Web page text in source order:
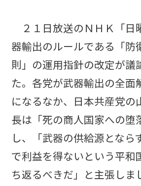
２１日放送のＮＨＫ「日
器輸出のルールである「防
則」の運用指針の改定が議
た。各党が武器輸出の全面
になるなか、日本共産党の
長は「死の商人国家への堕
し、「武器の供給源となら
で利益を得ないという平和
ち返るべきだ」と主張しま